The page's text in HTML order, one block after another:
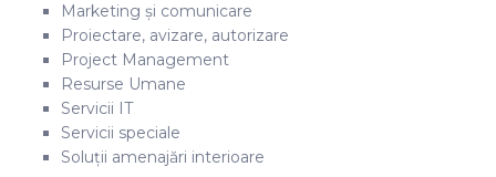
Marketing și comunicare
Proiectare, avizare, autorizare
Project Management
Resurse Umane
Servicii IT
Servicii speciale
Soluții amenajări interioare